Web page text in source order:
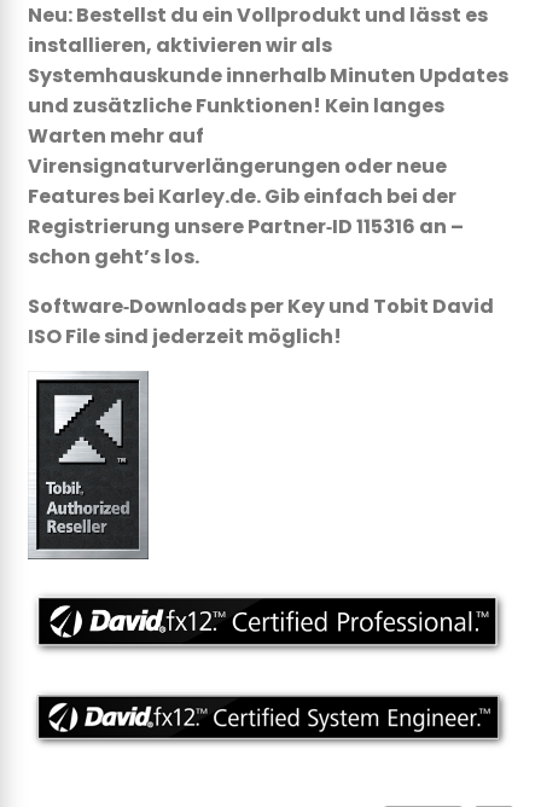
Neu: Bestellst du ein Vollprodukt und lässt es
installieren, aktivieren wir als
Systemhauskunde innerhalb Minuten Updates
und zusätzliche Funktionen! Kein langes
Warten mehr auf
Virensignaturverlängerungen oder neue
Features bei Karley.de. Gib einfach bei der
Registrierung unsere Partner‑ID 115316 an –
schon geht’s los.
Software‑Downloads per Key und Tobit David
ISO File sind jederzeit möglich!